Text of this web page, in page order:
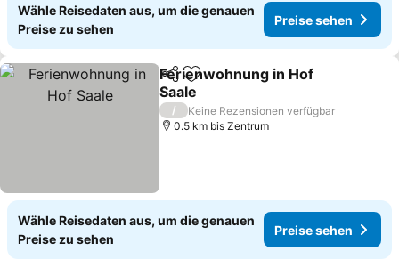
Wähle Reisedaten aus, um die genauen
Preise zu sehen
Preise sehen
TeilenZu Favoriten hinzufügen
Ferienwohnung in Hof
Saale
/
Keine Rezensionen verfügbar
0.5 km bis Zentrum
Wähle Reisedaten aus, um die genauen
Preise zu sehen
Preise sehen